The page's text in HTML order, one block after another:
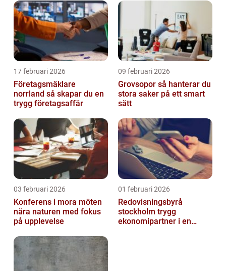
17 februari 2026
Företagsmäklare
norrland så skapar du en
trygg företagsaffär
09 februari 2026
Grovsopor så hanterar du
stora saker på ett smart
sätt
03 februari 2026
Konferens i mora möten
nära naturen med fokus
på upplevelse
01 februari 2026
Redovisningsbyrå
stockholm trygg
ekonomipartner i en